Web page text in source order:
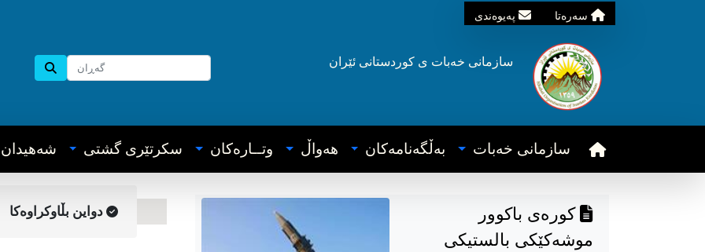
سه‌ره‌تا په‌یوه‌ندی
سازمانی خه‌بات ی کوردستانی ئێران
سازمانی خه‌بات به‌ڵگه‌نامه‌کان هه‌واڵ وتــاره‌کان سکرتێری گشتی شه‌هیدان
کورەی باکوور
موشەکێکی بالستیکی
دواین بڵاوکراوه‌کا